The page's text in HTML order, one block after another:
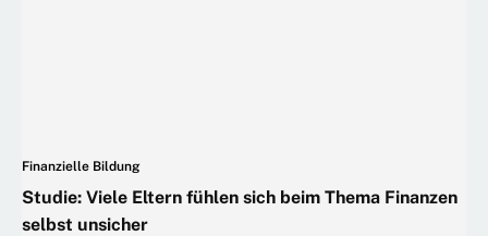
Finanzielle Bildung
Studie: Viele Eltern fühlen sich beim Thema Finanzen
selbst unsicher